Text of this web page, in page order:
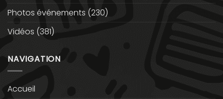
Photos événements (230)
Vidéos (381)
NAVIGATION
Accueil